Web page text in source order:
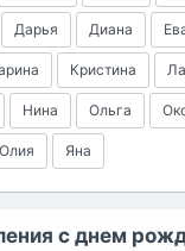
Дарья Диана
Кристина
Нина Ольга
Яна
с днем